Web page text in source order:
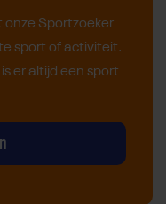
Sportzoeker
sport of activiteit.
er altijd een sport